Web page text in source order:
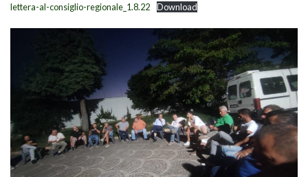
lettera-al-consiglio-regionale_1.8.22 Download